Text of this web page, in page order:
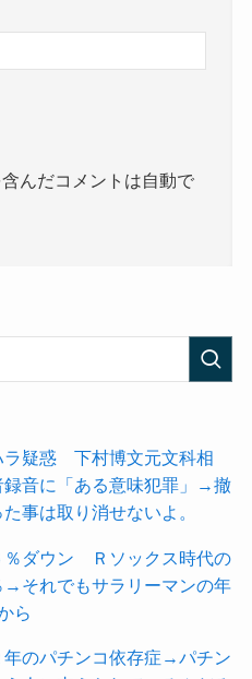
んだコメントは自動で
ラ疑惑 下村博文元文科相
録音に「ある意味犯罪」→撤
事は取り消せないよ。
％ダウン Ｒソックス時代の
→それでもサラリーマンの年
ら
年のパチンコ依存症→パチン